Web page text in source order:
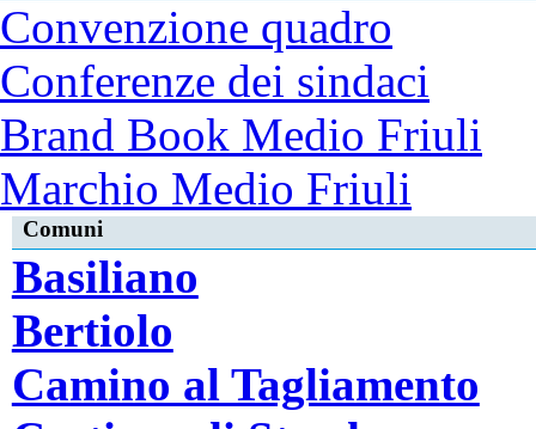
Convenzione quadro
Conferenze dei sindaci
Brand Book Medio Friuli
Marchio Medio Friuli
Comuni
Basiliano
Bertiolo
Camino al Tagliamento